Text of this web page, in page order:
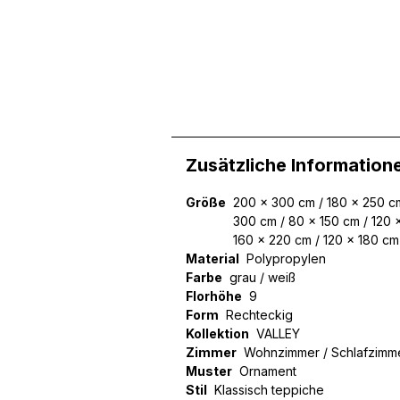
Zusätzliche
Größe 200 x 300 cm / 180 x 250
300 cm / 80 x 150 cm / 120
160 x 220 cm / 120 x 180
Material Polypropylen
Farbe grau / weiß
Florhöhe 9
Form Rechteckig
Kollektion VALLEY
Zimmer Wohnzimmer /
Muster Ornament
Stil Klassisch teppiche
mit weiteren Daten
Dienste gesammelt haben.
Notwendig
Notwendige Cookies sind
Beispiel das Bereitstellen
speichern keine
Präferenzen
Präferenz-Cookies
Website aussieht oder